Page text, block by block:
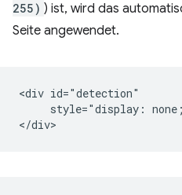
255) ) ist, wird das
Seite angewendet.
<div id="detection"
style="display: